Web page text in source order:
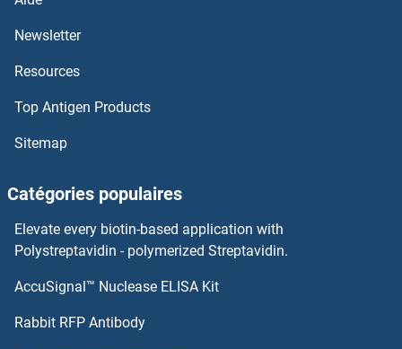
Syntaxin 7 Anticorps
Syntaxin 6 Anticorps
Syntaxin 5 Anticorps
Syntaxin 1B Anticorps
Syntaxin 18 Anticorps
Syntaxin 17 Anticorps
Newsletter
Resources
Top Antigen Products
Sitemap
Catégories populaires
Elevate every biotin-based application with
Polystreptavidin - polymerized Streptavidin.
AccuSignal™ Nuclease ELISA Kit
Rabbit RFP Antibody